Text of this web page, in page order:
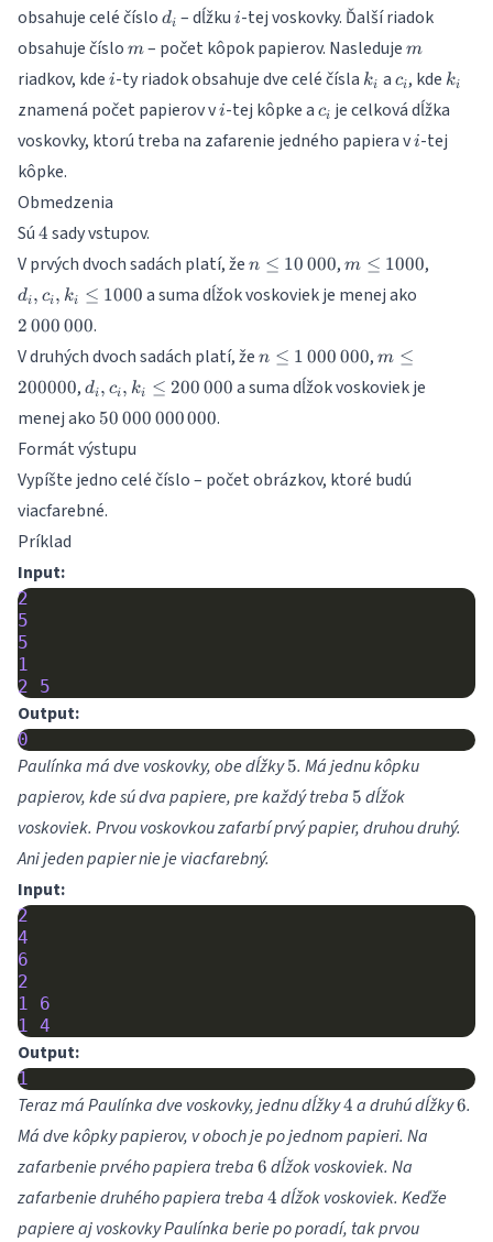
obsahuje celé číslo d_i
di – dĺžku i
i-tej voskovky. Ďalší riadok
obsahuje číslo m
m– počet kôpok papierov. Nasleduje m
m
riadkov, kde i
i-ty riadok obsahuje dve celé čísla k_i
ki a c_i
ci , kde k_i
ki
znamená počet papierov vi
i-tej kôpke a c_i
ci je celková dĺžka
voskovky, ktorú treba na zafarenie jedného papiera vi
i-tej
kôpke.
Obmedzenia
Sú 4
4 sady vstupov.
V prvých dvoch sadách platí, že n \leq
n ≤ 10 000,m
1000
m ≤ 1000,
di, ci , ki ≤ 1000 a suma dĺžok voskoviek je menej ako
2 000 000.
V druhých dvoch sadách platí, že n \leq
1\,000\,000
n ≤ 1 000 000, m \leq
m ≤
200000, d_i, c_i,
k_i \leq
200\,000
di, ci , ki ≤ 200 000 a suma dĺžok voskoviek je
menej ako 50\,000\,000\,000
50 000 000000.
Formát výstupu
Vypíšte jedno celé číslo – počet obrázkov, ktoré budú
viacfarebné.
Príklad
Input:
2
5
5
1
2
5
Output:
0
Paulínka má dve voskovky, obe dĺžky5
5. Má jednu kôpku
papierov, kde sú dva papiere, pre každý treba 5
5 dĺžok
voskoviek. Prvou voskovkou zafarbí prvý papier, druhou druhý.
Ani jeden papier nie je viacfarebný.
Input:
2
4
6
2
1
6
1 4
Output:
1
Teraz má Paulínka dve voskovky, jednu dĺžky4
4 a druhú dĺžky6
6.
Má dve kôpky papierov, v oboch je po jednom papieri. Na
zafarbenie prvého papiera treba 6
6 dĺžok voskoviek. Na
zafarbenie druhého papiera treba 4
4 dĺžok voskoviek. Keďže
papiere aj voskovky Paulínka berie po poradí, tak prvou